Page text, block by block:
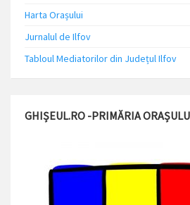
Harta Orașului
Jurnalul de Ilfov
Tabloul Mediatorilor din Județul Ilfov
GHIȘEUL.RO -PRIMĂRIA